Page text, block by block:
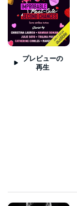
プレビューの
再生